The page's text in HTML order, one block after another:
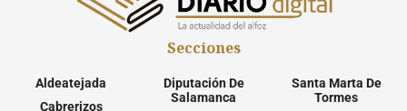
Secciones
Aldeatejada
Cabrerizos
Diputación De
Salamanca
Santa Marta De
Tormes